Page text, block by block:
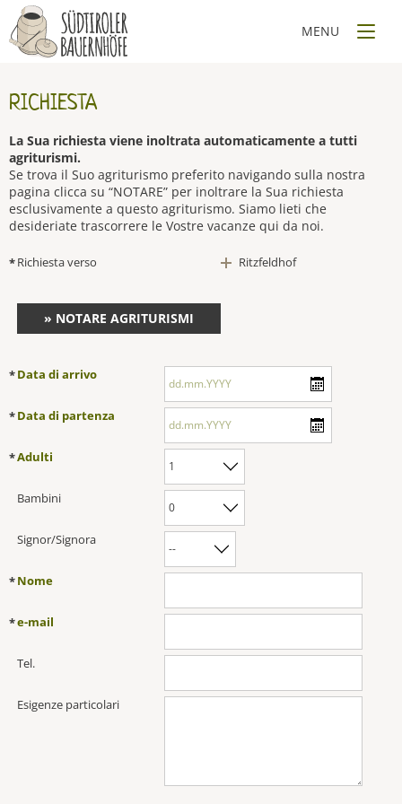
RICHIESTA
La Sua richiesta viene inoltrata automaticamente a tutti
agriturismi.
Se trova il Suo agriturismo preferito navigando sulla nostra
pagina clicca su “NOTARE” per inoltrare la Sua richiesta
esclusivamente a questo agriturismo. Siamo lieti che
desideriate trascorrere le Vostre vacanze qui da noi.
*Richiesta verso Ritzfeldhof
» NOTARE AGRITURISMI
*Data di arrivo
*Data di partenza
*Adulti
Bambini
Signor/Signora
*Nome
*e-mail
Tel.
Esigenze particolari